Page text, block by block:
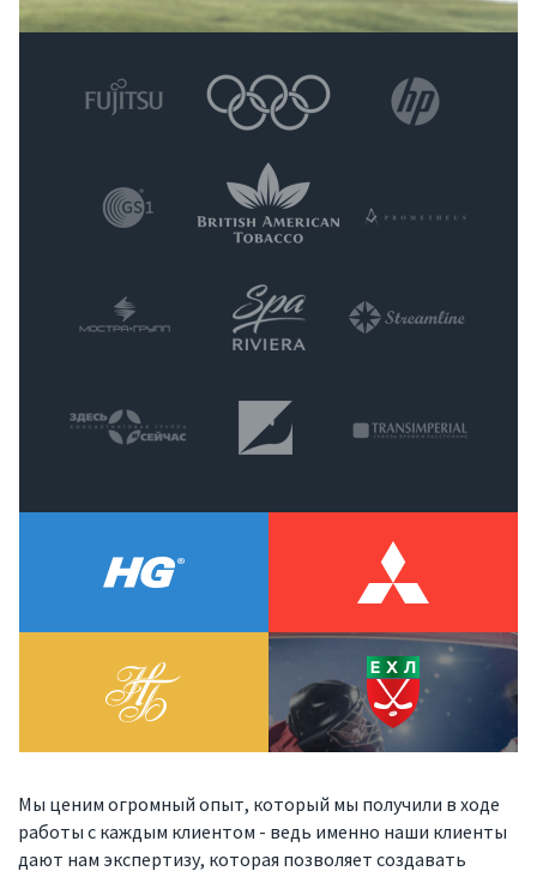
Мы ценим огромный опыт, который мы получили в ходе
работы с каждым клиентом - ведь именно наши клиенты
дают нам экспертизу, которая позволяет создавать
Компания
Портфолио
Решения
Контакты